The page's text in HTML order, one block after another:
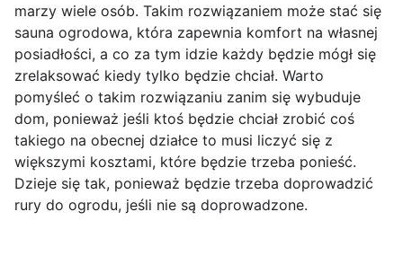
marzy wiele osób. Takim rozwiązaniem może stać się
sauna ogrodowa, która zapewnia komfort na własnej
posiadłości, a co za tym idzie każdy będzie mógł się
zrelaksować kiedy tylko będzie chciał. Warto
pomyśleć o takim rozwiązaniu zanim się wybuduje
dom, ponieważ jeśli ktoś będzie chciał zrobić coś
takiego na obecnej działce to musi liczyć się z
większymi kosztami, które będzie trzeba ponieść.
Dzieje się tak, ponieważ będzie trzeba doprowadzić
rury do ogrodu, jeśli nie są doprowadzone.